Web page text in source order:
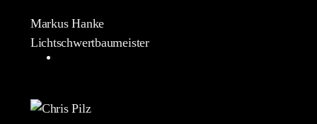
Markus Hanke
Lichtschwertbaumeister